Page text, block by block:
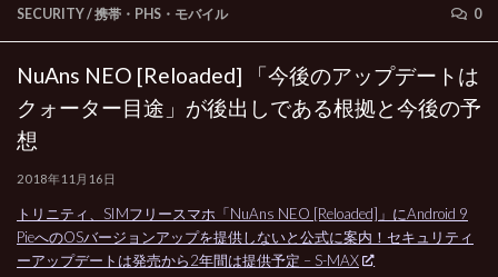
SECURITY/携帯・PHS・モバイル 0
NuAns NEO [Reloaded] 「今後のアップデートは
クォーター目途」が後出しである根拠と今後の予
想
2018年11月16日
トリニティ、SIMフリースマホ「NuAns NEO [Reloaded]」にAndroid 9
PieへのOSバージョンアップを提供しないと公式に案内！セキュリティ
ーアップデートは発売から2年間は提供予定 – S-MAX